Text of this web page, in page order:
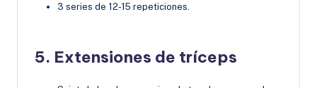
3 series de 12-15 repeticiones.
5. Extensiones de tríceps